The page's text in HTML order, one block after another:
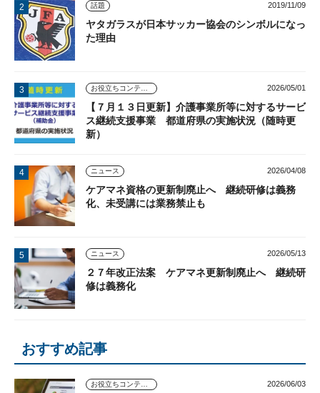
話題 2019/11/09
ヤタガラスが日本サッカー協会のシンボルになっ
た理由
2026/05/01
【７月１３日更新】介護事業所等に対するサービ
ス継続支援事業 都道府県の実施状況（随時更
新）
ニュース 2026/04/08
ケアマネ資格の更新制廃止へ 継続研修は義務
化、未受講には業務禁止も
ニュース 2026/05/13
２７年改正法案 ケアマネ更新制廃止へ 継続研
修は義務化
おすすめ記事
2026/06/03